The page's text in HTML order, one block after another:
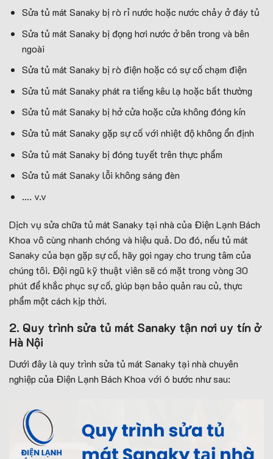
Sửa tủ mát Sanaky bị rò rỉ nước hoặc nước chảy ở đáy tủ
Sửa tủ mát Sanaky bị đọng hơi nước ở bên trong và bên
ngoài
Sửa tủ mát Sanaky bị rò điện hoặc có sự cố chạm điện
Sửa tủ mát Sanaky phát ra tiếng kêu lạ hoặc bất thường
Sửa tủ mát Sanaky bị hở cửa hoặc cửa không đóng kín
Sửa tủ mát Sanaky gặp sự cố với nhiệt độ không ổn định
Sửa tủ mát Sanaky bị đóng tuyết trên thực phẩm
Sửa tủ mát Sanaky lỗi không sáng đèn
…. v.v
Dịch vụ sửa chữa tủ mát Sanaky tại nhà của Điện Lạnh Bách
Khoa vô cùng nhanh chóng và hiệu quả. Do đó, nếu tủ mát
Sanaky của bạn gặp sự cố, hãy gọi ngay cho trung tâm của
chúng tôi. Đội ngũ kỹ thuật viên sẽ có mặt trong vòng 30
phút để khắc phục sự cố, giúp bạn bảo quản rau củ, thực
phẩm một cách kịp thời.
2. Quy trình sửa tủ mát Sanaky tận nơi uy tín ở
Hà Nội
Dưới đây là quy trình sửa tủ mát Sanaky tại nhà chuyên
nghiệp của Điện Lạnh Bách Khoa với 6 bước như sau: